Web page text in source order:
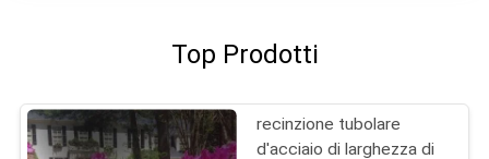
Top Prodotti
recinzione tubolare
d'acciaio di larghezza di